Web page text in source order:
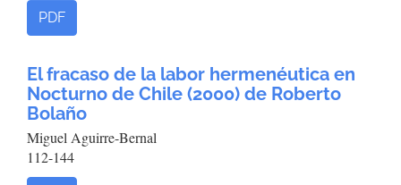
PDF
El fracaso de la labor hermenéutica en
Nocturno de Chile (2000) de Roberto
Bolaño
Miguel Aguirre-Bernal
112-144